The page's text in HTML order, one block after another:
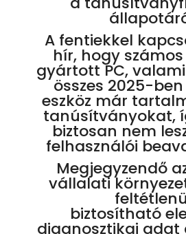
A fentiekkel
hír, hogy
gyártott PC,
összes 2025-
eszköz már
tanúsítványokat,
biztosan nem
felhasználói
Megjegyzendő
vállalati
biztosítható
diagnosztikai adat